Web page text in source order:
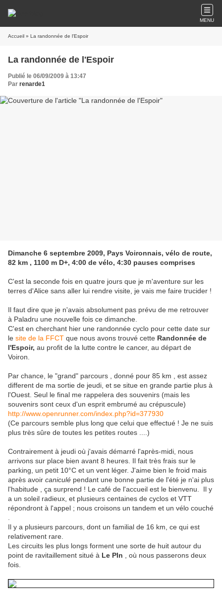
MENU
Accueil » La randonnée de l'Espoir
La randonnée de l'Espoir
Publié le 06/09/2009 à 13:47
Par renarde1
Dimanche 6 septembre 2009, Pays Voironnais, vélo de route,
82 km , 1100 m D+, 4:00 de vélo, 4:30 pauses comprises
C'est la seconde fois en quatre jours que je m'aventure sur les
terres d'Alice sans aller lui rendre visite, je vais me faire trucider !
Il faut dire que je n'avais absolument pas prévu de me retrouver
à Paladru une nouvelle fois ce dimanche.
C'est en cherchant hier une randonnée cyclo pour cette date sur
le site de la FFCT que nous avons trouvé cette Randonnée de
l'Espoir, au profit de la lutte contre le cancer, au départ de
Voiron.
Par chance, le "grand" parcours , donné pour 85 km , est assez
different de ma sortie de jeudi, et se situe en grande partie plus à
l'Ouest. Seul le final me rappelera des souvenirs (mais les
souvenirs sont ceux d'un esprit embrumé au crépuscule)
http://www.openrunner.com/index.php?id=377930
(Ce parcours semble plus long que celui que effectué ! Je ne suis
plus très sûre de toutes les petites routes ....)
Contrairement à jeudi où j'avais démarré l'après-midi, nous
arrivons sur place bien avant 8 heures. Il fait très frais sur le
parking, un petit 10°C et un vent léger. J'aime bien le froid mais
après avoir caniculé pendant une bonne partie de l'été je n'ai plus
l'habitude , ça surprend ! Le café de l'accueil est le bienvenu. Il y
a un soleil radieux, et plusieurs centaines de cyclos et VTT
répondront à l'appel ; nous croisons un tandem et un vélo couché
Il y a plusieurs parcours, dont un familial de 16 km, ce qui est
relativement rare.
Les circuits les plus longs forment une sorte de huit autour du
point de ravitaillement situé à Le PIn , où nous passerons deux
fois.